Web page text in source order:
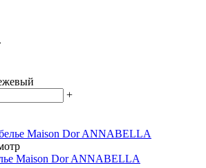
+
Maison Dor ANNABELLA